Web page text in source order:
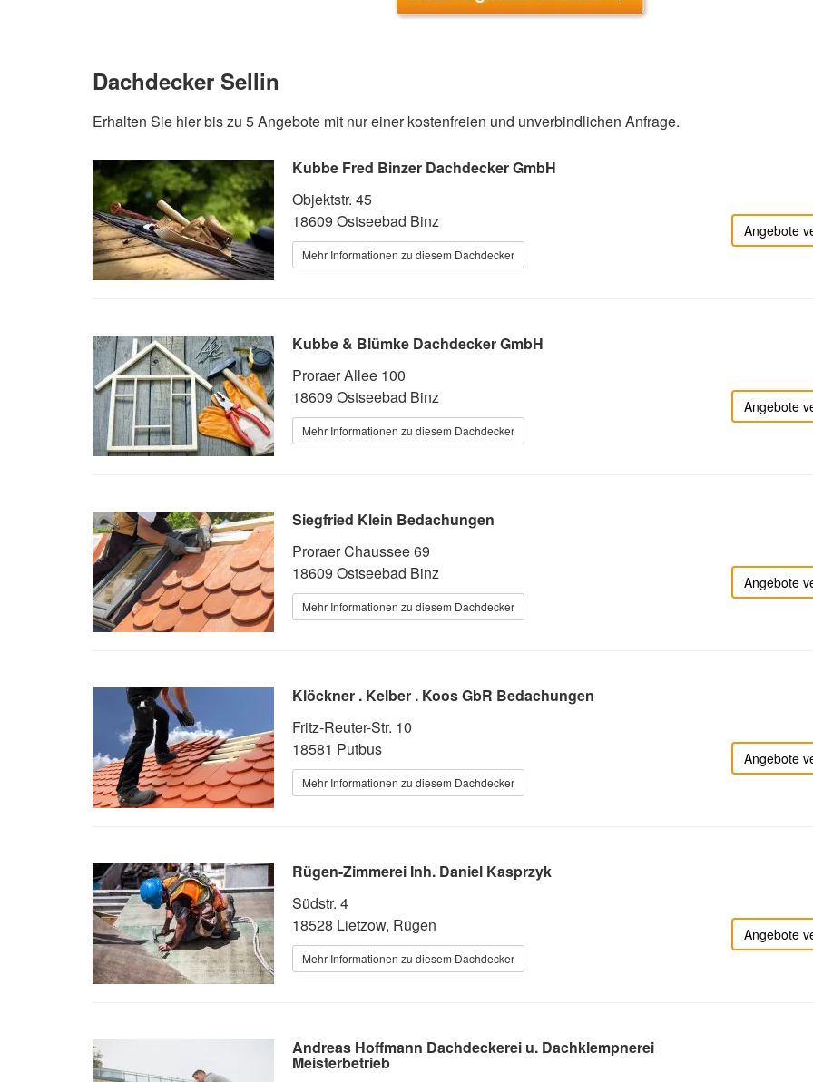
Dachdecker Sellin
Erhalten Sie hier bis zu 5 Angebote mit nur einer kostenfreien und unverbindlichen Anfrage.
Kubbe Fred Binzer Dachdecker GmbH
Objektstr. 45
18609 Ostseebad Binz
Mehr Informationen zu diesem Dachdecker
Angebote
Kubbe & Blümke Dachdecker GmbH
Proraer Allee 100
18609 Ostseebad Binz
Mehr Informationen zu diesem Dachdecker
Angebote
Siegfried Klein Bedachungen
Proraer Chaussee 69
18609 Ostseebad Binz
Mehr Informationen zu diesem Dachdecker
Angebote
Klöckner . Kelber . Koos GbR Bedachungen
Fritz-Reuter-Str. 10
18581 Putbus
Mehr Informationen zu diesem Dachdecker
Angebote
Rügen-Zimmerei Inh. Daniel Kasprzyk
Südstr. 4
18528 Lietzow, Rügen
Mehr Informationen zu diesem Dachdecker
Angebote
Andreas Hoffmann Dachdeckerei u. Dachklempnerei
Meisterbetrieb